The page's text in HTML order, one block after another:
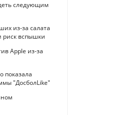
следующим
из-за салата
риск вспышки
Apple из-за
показала
"ДосболLike"